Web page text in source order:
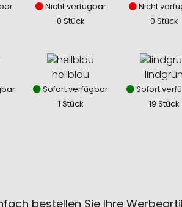
Nicht verfügbar
0 Stück
Nicht
0 Stück
hellblau
Sofort verfügbar
1 Stück
lindgrün
Sofort
19 Stück
bestellen Sie Ihre